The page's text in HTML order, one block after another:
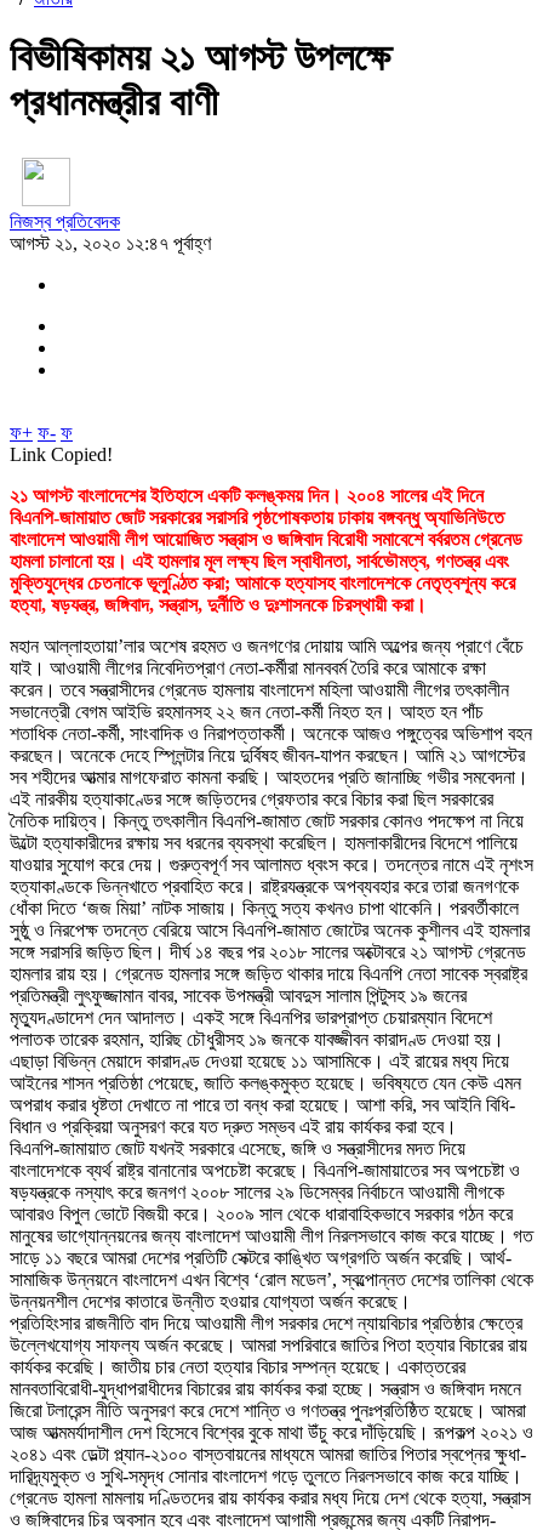
বিভীষিকাময় ২১ আগস্ট উপলক্ষে
প্রধানমন্ত্রীর বাণী
নিজস্ব প্রতিবেদক
আগস্ট ২১, ২০২০ ১২:৪৭ পূর্বাহ্ণ
ফ+ ফ- ফ
Link Copied!
২১ আগস্ট বাংলাদেশের ইতিহাসে একটি কলঙ্কময় দিন। ২০০৪ সালের এই দিনে
বিএনপি-জামায়াত জোট সরকারের সরাসরি পৃষ্ঠপোষকতায় ঢাকায় বঙ্গবন্ধু অ্যাভিনিউতে
বাংলাদেশ আওয়ামী লীগ আয়োজিত সন্ত্রাস ও জঙ্গিবাদ বিরোধী সমাবেশে বর্বরতম গ্রেনেড
হামলা চালানো হয়। এই হামলার মূল লক্ষ্য ছিল স্বাধীনতা, সার্বভৌমত্ব, গণতন্ত্র এবং
মুক্তিযুদ্ধের চেতনাকে ভূলুণ্ঠিত করা; আমাকে হত্যাসহ বাংলাদেশকে নেতৃত্বশূন্য করে
হত্যা, ষড়যন্ত্র, জঙ্গিবাদ, সন্ত্রাস, দুর্নীতি ও দুঃশাসনকে চিরস্থায়ী করা।
মহান আল্লাহতায়া’লার অশেষ রহমত ও জনগণের দোয়ায় আমি অল্পের জন্য প্রাণে বেঁচে
যাই। আওয়ামী লীগের নিবেদিতপ্রাণ নেতা-কর্মীরা মানববর্ম তৈরি করে আমাকে রক্ষা
করেন। তবে সন্ত্রাসীদের গ্রেনেড হামলায় বাংলাদেশ মহিলা আওয়ামী লীগের তৎকালীন
সভানেত্রী বেগম আইভি রহমানসহ ২২ জন নেতা-কর্মী নিহত হন। আহত হন পাঁচ
শতাধিক নেতা-কর্মী, সাংবাদিক ও নিরাপত্তাকর্মী। অনেকে আজও পঙ্গুত্বের অভিশাপ বহন
করছেন। অনেকে দেহে স্প্লিন্টার নিয়ে দুর্বিষহ জীবন-যাপন করছেন। আমি ২১ আগস্টের
সব শহীদের আত্মার মাগফেরাত কামনা করছি। আহতদের প্রতি জানাচ্ছি গভীর সমবেদনা।
এই নারকীয় হত্যাকাণ্ডের সঙ্গে জড়িতদের গ্রেফতার করে বিচার করা ছিল সরকারের
নৈতিক দায়িত্ব। কিন্তু তৎকালীন বিএনপি-জামাত জোট সরকার কোনও পদক্ষেপ না নিয়ে
উল্টো হত্যাকারীদের রক্ষায় সব ধরনের ব্যবস্থা করেছিল। হামলাকারীদের বিদেশে পালিয়ে
যাওয়ার সুযোগ করে দেয়। গুরুত্বপূর্ণ সব আলামত ধ্বংস করে। তদন্তের নামে এই নৃশংস
হত্যাকাণ্ডকে ভিন্নখাতে প্রবাহিত করে। রাষ্ট্রযন্ত্রকে অপব্যবহার করে তারা জনগণকে
ধোঁকা দিতে ‘জজ মিয়া’ নাটক সাজায়। কিন্তু সত্য কখনও চাপা থাকেনি। পরবর্তীকালে
সুষ্ঠু ও নিরপেক্ষ তদন্তে বেরিয়ে আসে বিএনপি-জামাত জোটের অনেক কুশীলব এই হামলার
সঙ্গে সরাসরি জড়িত ছিল। দীর্ঘ ১৪ বছর পর ২০১৮ সালের অক্টোবরে ২১ আগস্ট গ্রেনেড
হামলার রায় হয়। গ্রেনেড হামলার সঙ্গে জড়িত থাকার দায়ে বিএনপি নেতা সাবেক স্বরাষ্ট্র
প্রতিমন্ত্রী লুৎফুজ্জামান বাবর, সাবেক উপমন্ত্রী আবদুস সালাম পিন্টুসহ ১৯ জনের
মৃত্যুদণ্ডাদেশ দেন আদালত। একই সঙ্গে বিএনপির ভারপ্রাপ্ত চেয়ারম্যান বিদেশে
পলাতক তারেক রহমান, হারিছ চৌধুরীসহ ১৯ জনকে যাবজ্জীবন কারাদণ্ড দেওয়া হয়।
এছাড়া বিভিন্ন মেয়াদে কারাদণ্ড দেওয়া হয়েছে ১১ আসামিকে। এই রায়ের মধ্য দিয়ে
আইনের শাসন প্রতিষ্ঠা পেয়েছে, জাতি কলঙ্কমুক্ত হয়েছে। ভবিষ্যতে যেন কেউ এমন
অপরাধ করার ধৃষ্টতা দেখাতে না পারে তা বন্ধ করা হয়েছে। আশা করি, সব আইনি বিধি-
বিধান ও প্রক্রিয়া অনুসরণ করে যত দ্রুত সম্ভব এই রায় কার্যকর করা হবে।
বিএনপি-জামায়াত জোট যখনই সরকারে এসেছে, জঙ্গি ও সন্ত্রাসীদের মদত দিয়ে
বাংলাদেশকে ব্যর্থ রাষ্ট্র বানানোর অপচেষ্টা করেছে। বিএনপি-জামায়াতের সব অপচেষ্টা ও
ষড়যন্ত্রকে নস্যাৎ করে জনগণ ২০০৮ সালের ২৯ ডিসেম্বর নির্বাচনে আওয়ামী লীগকে
আবারও বিপুল ভোটে বিজয়ী করে। ২০০৯ সাল থেকে ধারাবাহিকভাবে সরকার গঠন করে
মানুষের ভাগ্যোন্নয়নের জন্য বাংলাদেশ আওয়ামী লীগ নিরলসভাবে কাজ করে যাচ্ছে। গত
সাড়ে ১১ বছরে আমরা দেশের প্রতিটি সেক্টরে কাঙ্খিত অগ্রগতি অর্জন করেছি। আর্থ-
সামাজিক উন্নয়নে বাংলাদেশ এখন বিশ্বে ‘রোল মডেল’, স্বল্পোন্নত দেশের তালিকা থেকে
উন্নয়নশীল দেশের কাতারে উন্নীত হওয়ার যোগ্যতা অর্জন করেছে।
প্রতিহিংসার রাজনীতি বাদ দিয়ে আওয়ামী লীগ সরকার দেশে ন্যায়বিচার প্রতিষ্ঠার ক্ষেত্রে
উল্লেখযোগ্য সাফল্য অর্জন করেছে। আমরা সপরিবারে জাতির পিতা হত্যার বিচারের রায়
কার্যকর করেছি। জাতীয় চার নেতা হত্যার বিচার সম্পন্ন হয়েছে। একাত্তরের
মানবতাবিরোধী-যুদ্ধাপরাধীদের বিচারের রায় কার্যকর করা হচ্ছে। সন্ত্রাস ও জঙ্গিবাদ দমনে
জিরো টলারেন্স নীতি অনুসরণ করে দেশে শান্তি ও গণতন্ত্র পুনঃপ্রতিষ্ঠিত হয়েছে। আমরা
আজ আত্মমর্যাদাশীল দেশ হিসেবে বিশ্বের বুকে মাথা উঁচু করে দাঁড়িয়েছি। রূপকল্প ২০২১ ও
২০৪১ এবং ডেল্টা প্ল্যান-২১০০ বাস্তবায়নের মাধ্যমে আমরা জাতির পিতার স্বপ্নের ক্ষুধা-
দারিদ্র্যমুক্ত ও সুখি-সমৃদ্ধ সোনার বাংলাদেশ গড়ে তুলতে নিরলসভাবে কাজ করে যাচ্ছি।
গ্রেনেড হামলা মামলায় দণ্ডিতদের রায় কার্যকর করার মধ্য দিয়ে দেশ থেকে হত্যা, সন্ত্রাস
ও জঙ্গিবাদের চির অবসান হবে এবং বাংলাদেশ আগামী প্রজন্মের জন্য একটি নিরাপদ-